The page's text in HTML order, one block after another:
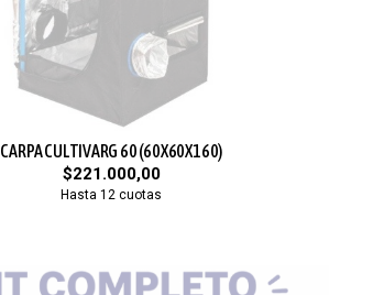
CARPA CULTIVARG 60 (60X60X160)
$221.000,00
Hasta 12 cuotas